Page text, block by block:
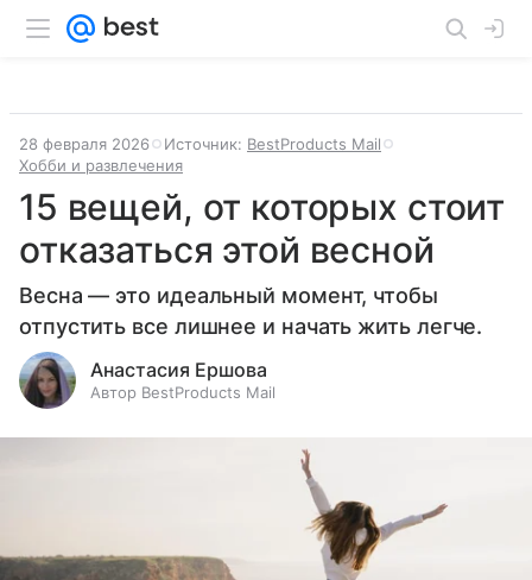
28 февраля 2026 Источник: BestProducts Mail
Хобби и развлечения
15 вещей, от которых стоит
отказаться этой весной
Весна — это идеальный момент, чтобы
отпустить все лишнее и начать жить легче.
Анастасия Ершова
Автор BestProducts Mail